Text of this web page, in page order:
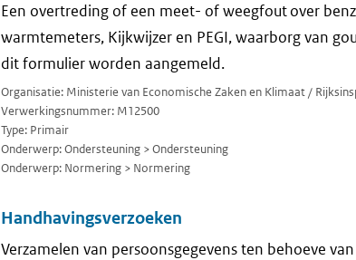
Een overtreding of een meet- of weegfout over
warmtemeters, Kijkwijzer en PEGI, waarborg van
dit formulier worden aangemeld.
Organisatie: Ministerie van Economische Zaken en Klimaat /
Verwerkingsnummer: M12500
Type: Primair
Onderwerp: Ondersteuning > Ondersteuning
Onderwerp: Normering > Normering
Handhavingsverzoeken
Verzamelen van persoonsgegevens ten behoeve